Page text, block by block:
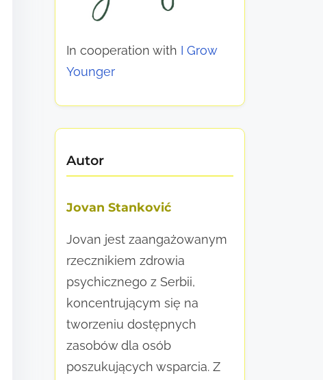
In cooperation with I Grow
Younger
Autor
Jovan Stanković
Jovan jest zaangażowanym
rzecznikiem zdrowia
psychicznego z Serbii,
koncentrującym się na
tworzeniu dostępnych
zasobów dla osób
poszukujących wsparcia. Z